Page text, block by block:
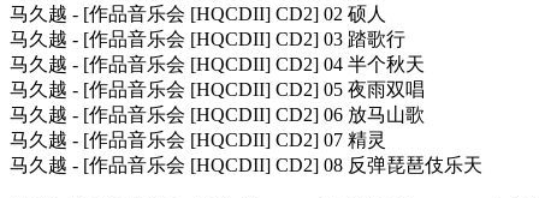
马久越 - [作品音乐会 [HQCDII] CD2] 02 硕人
马久越 - [作品音乐会 [HQCDII] CD2] 03 踏歌行
马久越 - [作品音乐会 [HQCDII] CD2] 04 半个秋天
马久越 - [作品音乐会 [HQCDII] CD2] 05 夜雨双唱
马久越 - [作品音乐会 [HQCDII] CD2] 06 放马山歌
马久越 - [作品音乐会 [HQCDII] CD2] 07 精灵
马久越 - [作品音乐会 [HQCDII] CD2] 08 反弹琵琶伎乐天